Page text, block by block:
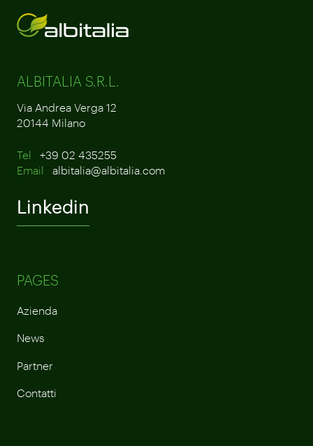
ALBITALIA S.R.L.
Via Andrea Verga 12
20144 Milano
Tel
+39 02 435255
Email
albitalia@albitalia.com
Linkedin
PAGES
Azienda
News
Partner
Contatti